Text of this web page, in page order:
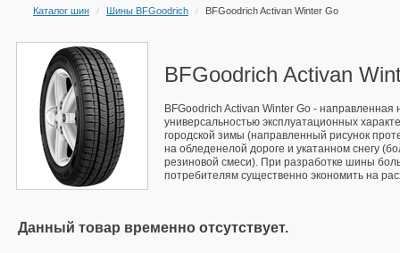
Каталог шин Шины BFGoodrich BFGoodrich Activan Winter Go
BFGoodrich Activan
BFGoodrich Activan Winter Go -
универсальностью эксплуатационных
городской зимы (направленный рисунок
на обледенелой дороге и укатанном снегу
резиновой смеси). При разработке шины
потребителям существенно экономить на
Данный товар временно отсутствует.